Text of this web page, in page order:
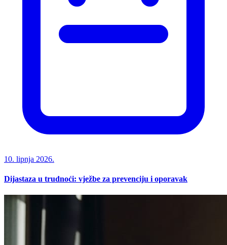
10. lipnja 2026.
Dijastaza u trudnoći: vježbe za prevenciju i oporavak